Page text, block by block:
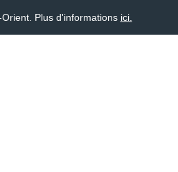
Plus d'informations ici.